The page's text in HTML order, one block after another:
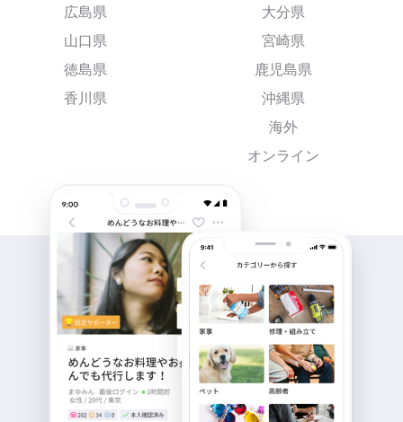
広島県
山口県
徳島県
香川県
大分県
宮崎県
鹿児島県
沖縄県
海外
オンライン